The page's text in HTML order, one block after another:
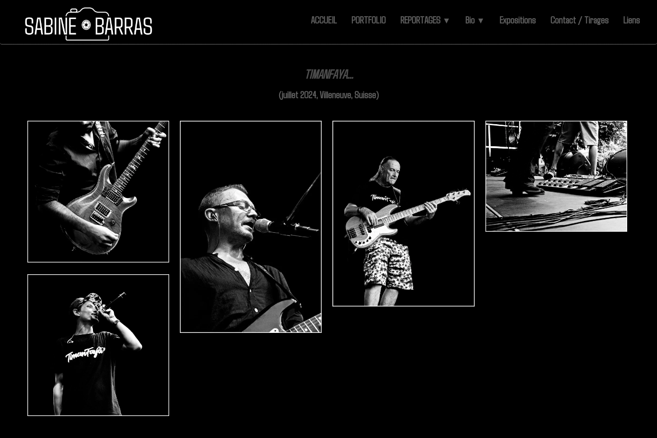
ACCUEIL PORTFOLIO REPORTAGES ▼ Bio ▼ Expositions Contact / Tirages Liens
TIMANFAYA...
(juillet 2024, Villeneuve, Suisse)